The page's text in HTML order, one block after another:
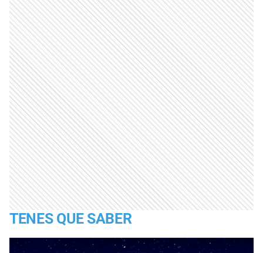
TENES QUE SABER